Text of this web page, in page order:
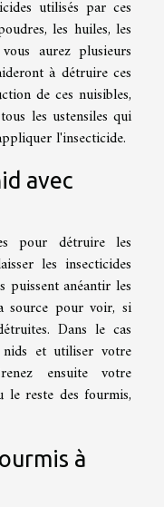
utilisés par ces
les huiles, les
aurez plusieurs
à détruire ces
de ces nuisibles,
les ustensiles qui
l'insecticide.
avec
pour détruire les
les insecticides
puissent anéantir les
source pour voir, si
Dans le cas
nids et utiliser votre
ensuite votre
le reste des fourmis,
à